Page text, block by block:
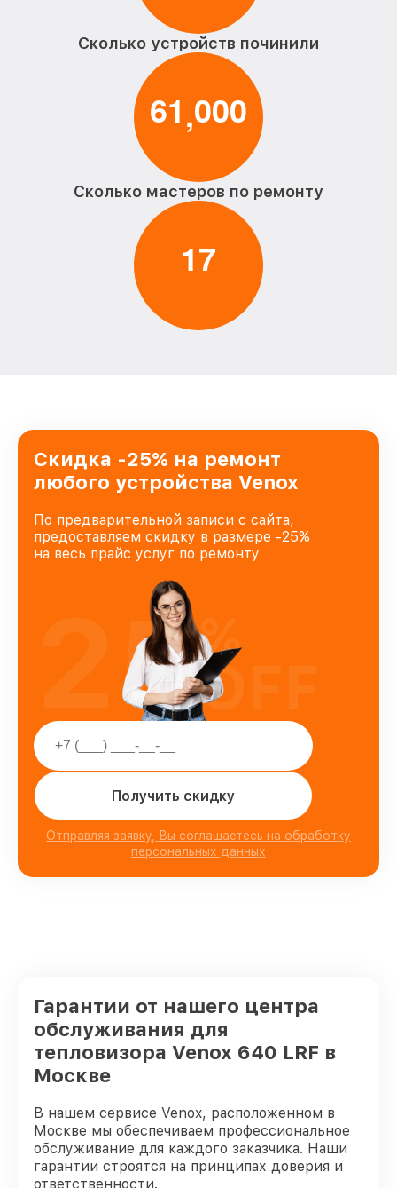
Сколько устройств починили
61,000
Сколько мастеров по ремонту
17
Скидка -25% на ремонт
любого устройства Venox
По предварительной записи с сайта,
предоставляем скидку в размере -25%
на весь прайс услуг по ремонту
Получить скидку
Отправляя заявку, Вы соглашаетесь на обработку
персональных данных
25%
OFF
Гарантии от нашего центра
обслуживания для
тепловизора Venox 640 LRF в
Москве
В нашем сервисе Venox, расположенном в
Москве мы обеспечиваем профессиональное
обслуживание для каждого заказчика. Наши
гарантии строятся на принципах доверия и
ответственности.